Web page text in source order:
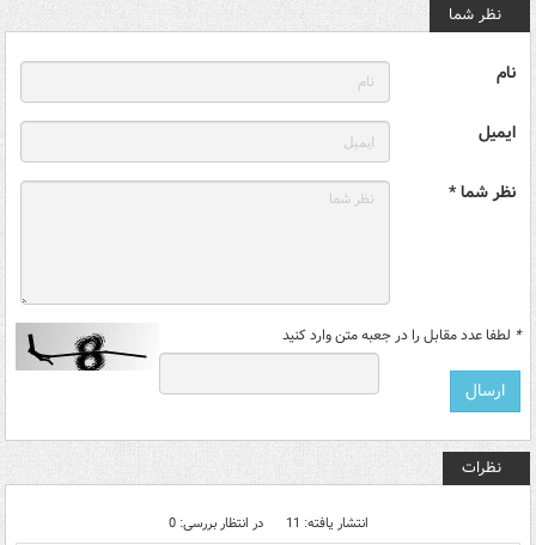
نظر شما
نام
ایمیل
نظر شما *
* لطفا عدد مقابل را در جعبه متن وارد کنید
نظرات
انتشار یافته: 11 در انتظار بررسی: 0